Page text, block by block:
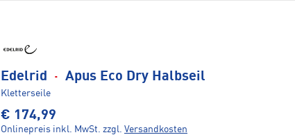
Edelrid · Apus Eco Dry Halbseil
Kletterseile
€ 174,99
Onlinepreis inkl. MwSt. zzgl. Versandkosten